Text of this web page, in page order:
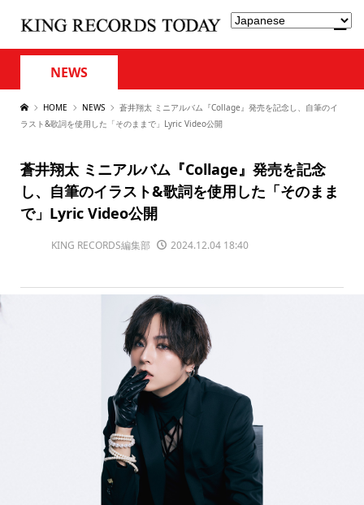
NEWS
HOME NEWS
蒼井翔太 ミニアルバム『Collage』発売を記念し、自筆のイ
ラスト&歌詞を使用した「そのままで」Lyric Video公開
蒼井翔太 ミニアルバム『Collage』発売を記念
し、自筆のイラスト&歌詞を使用した「そのまま
で」Lyric Video公開
KING RECORDS編集部 2024.12.04 18:40